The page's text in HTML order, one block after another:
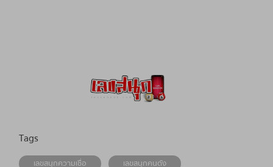
Tags
เลขสนุกความเชื่อ เลขสนุกคนดัง